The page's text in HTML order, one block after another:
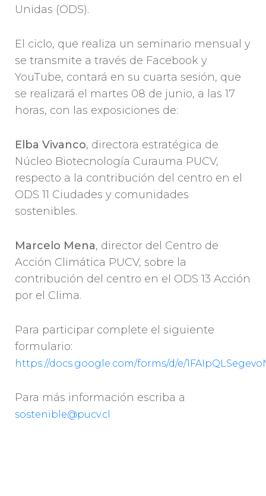
Unidas (ODS).
El ciclo, que realiza un seminario mensual y
se transmite a través de Facebook y
YouTube, contará en su cuarta sesión, que
se realizará el martes 08 de junio, a las 17
horas, con las exposiciones de:
Elba Vivanco, directora estratégica de
Núcleo Biotecnología Curauma PUCV,
respecto a la contribución del centro en el
ODS 11 Ciudades y comunidades
sostenibles.
Marcelo Mena, director del Centro de
Acción Climática PUCV, sobre la
contribución del centro en el ODS 13 Acción
por el Clima.
Para participar complete el siguiente
formulario:
https://docs.google.com/forms/d/e/
Para más información escriba a
sostenible@pucv.cl